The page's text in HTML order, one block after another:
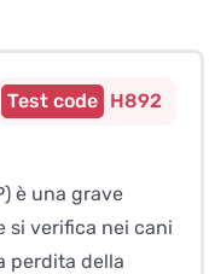
H892
è una grave
si verifica nei cani
perdita della